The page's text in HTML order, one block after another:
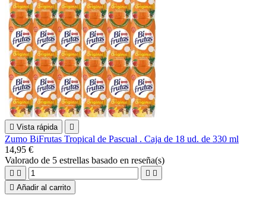
 Vista rápida 
Zumo BiFrutas Tropical de Pascual . Caja de 18 ud. de 330 ml
14,95 €
Valorado de 5 estrellas basado en reseña(s)
   
 Añadir al carrito